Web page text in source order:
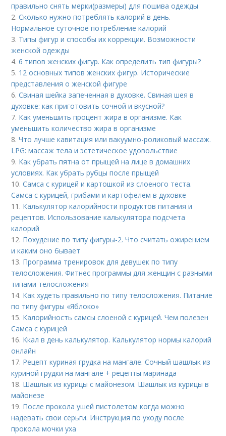
правильно снять мерки(размеры) для пошива одежды
2.Сколько нужно потреблять калорий в день.
Нормальное суточное потребление калорий
3. Типы фигур и способы их коррекции. Возможности
женской одежды
4.6 типов женских фигур. Как определить тип фигуры?
5. 12 основных типов женских фигур. Исторические
представления о женской фигуре
6.Свиная шейка запеченная в духовке. Свиная шея в
духовке: как приготовить сочной и вкусной?
7. Как уменьшить процент жира в организме. Как
уменьшить количество жира в организме
8.Что лучше кавитация или вакуумно-роликовый массаж.
LPG: массаж тела и эстетическое удовольствие
9. Как убрать пятна от прыщей на лице в домашних
условиях. Как убрать рубцы после прыщей
10.Самса с курицей и картошкой из слоеного теста.
Самса с курицей, грибами и картофелем в духовке
11. Калькулятор калорийности продуктов питания и
рецептов. Использование калькулятора подсчета
калорий
12. Похудение по типу фигуры-2. Что считать ожирением
и каким оно бывает
13. Программа тренировок для девушек по типу
телосложения. Фитнес программы для женщин с разными
типами телосложения
14. Как худеть правильно по типу телосложения. Питание
по типу фигуры «Яблоко»
15. Калорийность самсы слоеной с курицей. Чем полезен
Самса с курицей
16. Ккал в день калькулятор. Калькулятор нормы калорий
онлайн
17. Рецепт куриная грудка на мангале. Сочный шашлык из
куриной грудки на мангале + рецепты маринада
18. Шашлык из курицы с майонезом. Шашлык из курицы в
майонезе
19. После прокола ушей пистолетом когда можно
надевать свои серьги. Инструкция по уходу после
прокола мочки уха